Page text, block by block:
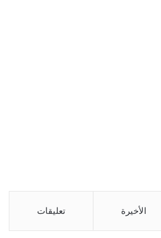
الأخيرة تعليقات